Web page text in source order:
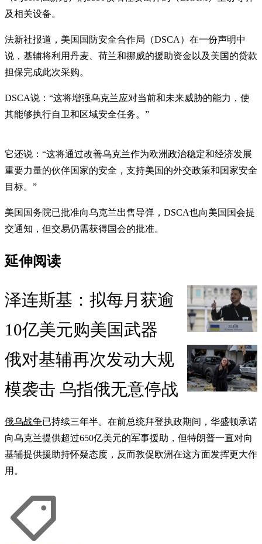
及相关设备。
法新社报道，美国国防安全合作局（DSCA）在一份声明中
说，基辅将利用丹麦、荷兰和挪威的援助资金以及美国的贷款
担保完成此次采购。
DSCA说：“这将增强乌克兰应对当前和未来威胁的能力，使
其能够执行自卫和区域安全任务。”
它还说：“这将通过改善乌克兰作为欧洲政治稳定和经济发展
重要力量的伙伴国家的安全，支持美国的外交政策和国家安全
目标。”
美国国务院已批准向乌克兰出售导弹，DSCA也向美国国会提
交通知，但交易仍需获得国会的批准。
延伸阅读
泽连斯基：拟每月获逾
10亿美元购美国武器
俄对基辅再次发动大规
模袭击 乌指俄无意停战
俄乌战争已持续三年半。在前总统拜登执政期间，华盛顿承诺
向乌克兰提供超过650亿美元的军事援助，但特朗普一直对向
基辅提供援助持怀疑态度，反而敦促欧洲在这方面发挥更大作
用。